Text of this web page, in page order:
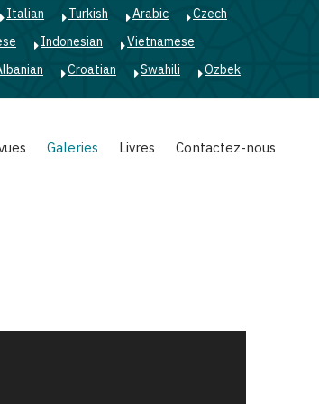
Italian Turkish Arabic
Czech
Indonesian
Vietnamese
Croatian Swahili Ozbek
Galeries Livres Contactez-nous